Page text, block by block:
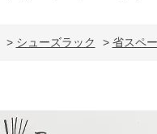
> シューズラック > 省スペ